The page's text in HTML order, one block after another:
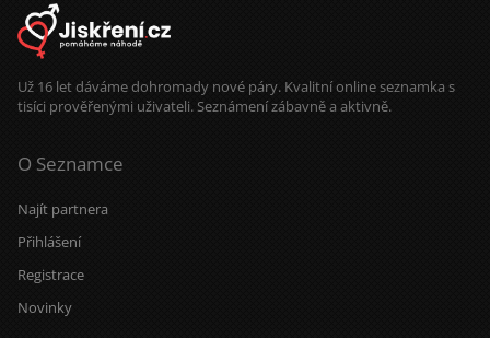
Už 16 let dáváme dohromady nové páry. Kvalitní online seznamka s
tisíci prověřenými uživateli. Seznámení zábavně a aktivně.
O Seznamce
Najít partnera
Přihlášení
Registrace
Novinky